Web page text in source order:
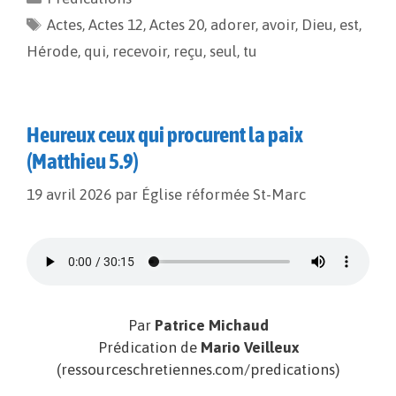
b
o
l
L
i
n
k
a
g
Actes,Actes 12,Actes 20, adorer, avoir, Dieu, est,
Hérode, qui, recevoir, reçu, seul, tu
Heureux ceux qui procurent la paix
(Matthieu 5.9)
19 avril 2026 par Église réformée St-Marc
Par Patrice Michaud
Prédication de Mario Veilleux
(ressourceschretiennes.com/predications)